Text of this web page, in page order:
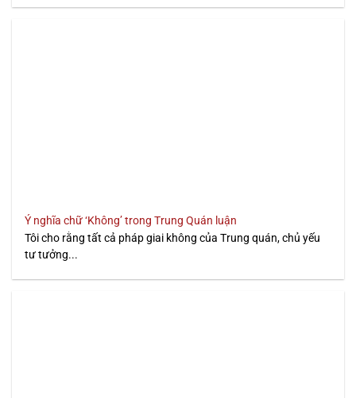
Ý nghĩa chữ ‘Không’ trong Trung Quán luận
Tôi cho rằng tất cả pháp giai không của Trung quán, chủ yếu
tư tưởng...